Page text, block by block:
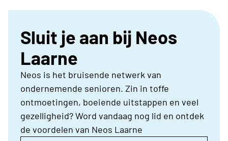
Sluit je aan bij Neos
Laarne
Neos is het bruisende netwerk van
ondernemende senioren. Zin in toffe
ontmoetingen, boeiende uitstappen en veel
gezelligheid? Word vandaag nog lid en ontdek
de voordelen van Neos Laarne